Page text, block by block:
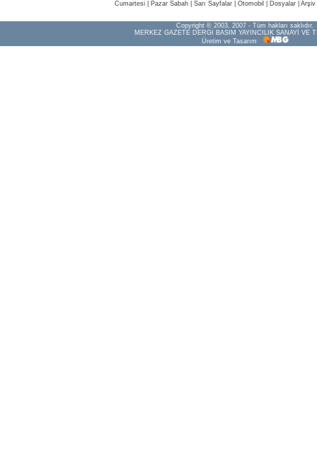
Cumartesi
Pazar Sabah Sarı Sayfalar Otomobil Dosyalar Arşiv
Copyright © 2003, 2007 - Tüm hakları saklıdır.
MERKEZ GAZETE DERGİ BASIM YAYINCILIK SANAYİ VE
Üretim ve Tasarım